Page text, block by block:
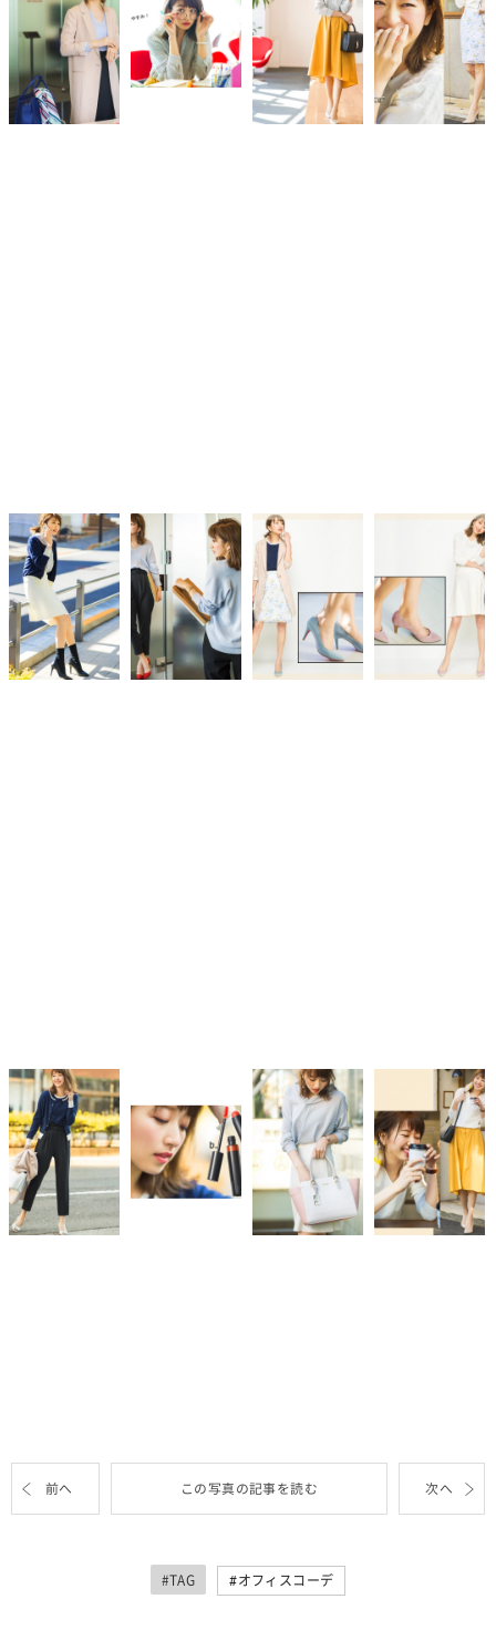
前へ この写真の記事を読む 次へ
#TAG オフィスコーデ